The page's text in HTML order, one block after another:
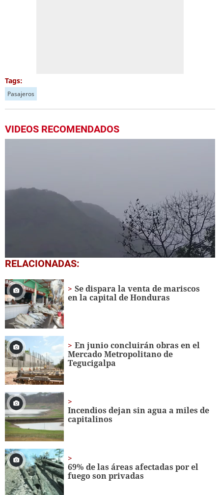
Tags:
Pasajeros
VIDEOS RECOMENDADOS
0
seconds
1
minute,
3
seconds
RELACIONADAS:
Se dispara la venta de mariscos
en la capital de Honduras
En junio concluirán obras en el
Mercado Metropolitano de
Tegucigalpa
Incendios dejan sin agua a miles de
capitalinos
69% de las áreas afectadas por el
fuego son privadas